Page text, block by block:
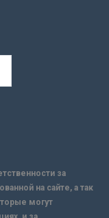
за
на сайте, а так
могут